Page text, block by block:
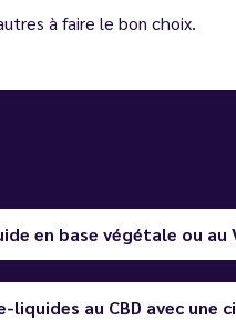
à faire le bon choix.
en base végétale ou au
liquides au CBD avec une